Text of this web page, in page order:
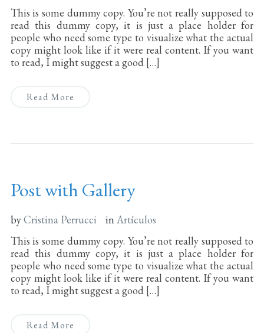
This is some dummy copy. You’re not really supposed to
read this dummy copy, it is just a place holder for
people who need some type to visualize what the actual
copy might look like if it were real content. If you want
to read, I might suggest a good […]
Read More
Post with Gallery
byCristina Perrucci in Artículos
This is some dummy copy. You’re not really supposed to
read this dummy copy, it is just a place holder for
people who need some type to visualize what the actual
copy might look like if it were real content. If you want
to read, I might suggest a good […]
Read More